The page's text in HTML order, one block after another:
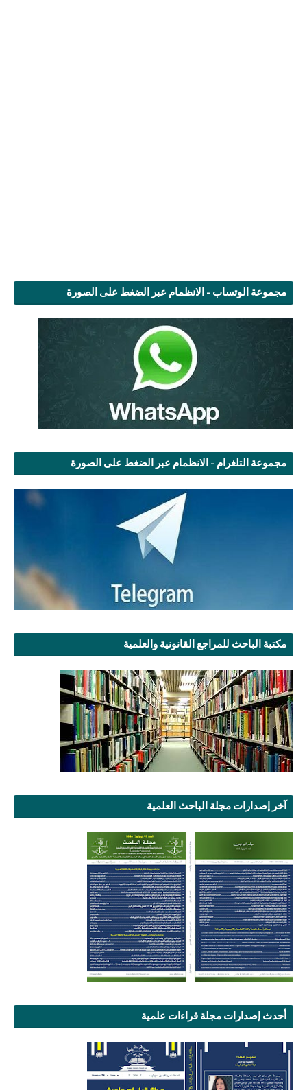
مجموعة الوتساب - الانظمام عبر الضغط على الصورة
مجموعة التلغرام - الانظمام عبر الضغط على الصورة
مكتبة الباحث للمراجع القانونية والعلمية
آخر إصدارات مجلة الباحث العلمية
أحدث إصدارات مجلة قراءات علمية